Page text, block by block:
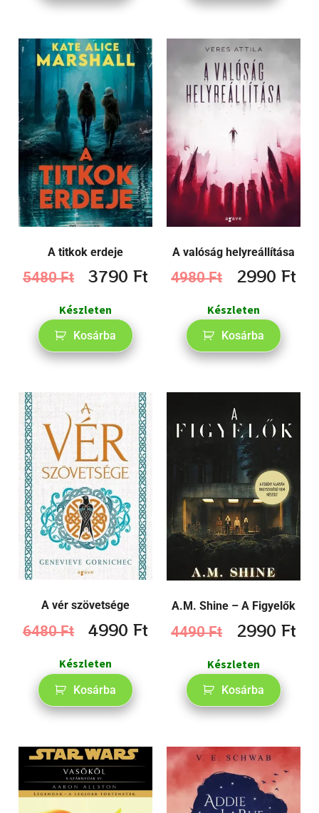
A titkok erdeje
5480Ft 3790 Ft
Készleten
Kosárba
A valóság helyreállítása
4980Ft 2990 Ft
Készleten
Kosárba
A vér szövetsége
6480Ft 4990 Ft
Készleten
Kosárba
A.M. Shine – A Figyelők
4490Ft 2990 Ft
Készleten
Kosárba